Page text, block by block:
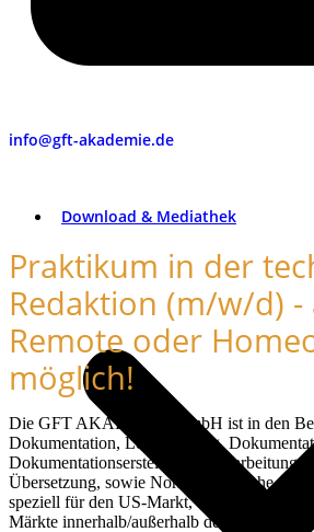
info@gft-akademie.de
Download & Mediathek
Praktikum in der
Redaktion (m/w/d) -
Remote oder
möglich!
Die GFT AKADEMIE GmbH ist in den
Dokumentation, Lokalisierung,
Dokumentationserstellung, Überarbeitung,
Übersetzung, sowie Normenrecherche und
speziell für den US-Markt, China, Russland
Märkte innerhalb/außerhalb der EU tätig.